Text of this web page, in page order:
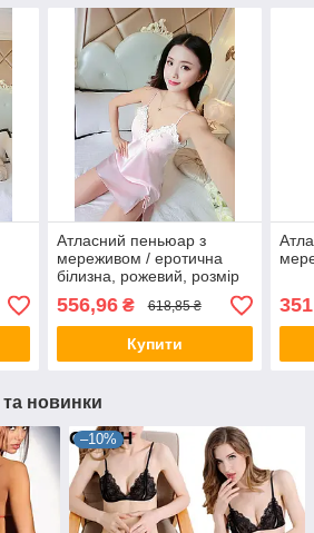
Атласний пеньюар з
мереживом / еротична
білизна, рожевий, розмір
556,96₴ 618,85 ₴
Купити
та новинки
–10%